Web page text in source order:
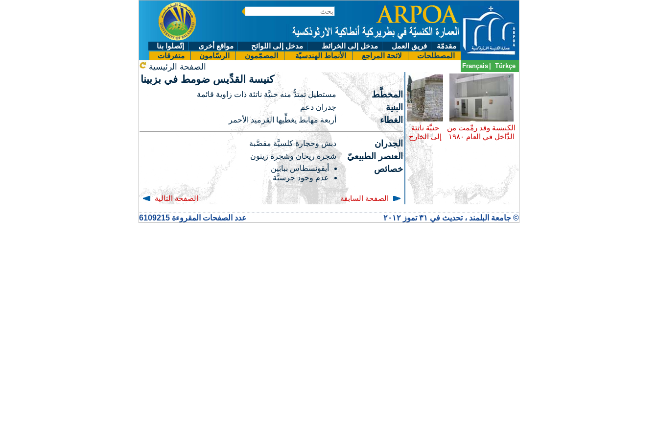
مقدمّة فريق العمل مدخل إلى الخرائط مدخل إلى اللوائح مواقع أخرى
إتّصلوا بنا
المصطلحات
لائحة المراجع الأنماط الهندسيّة المصمّمون الرسّامون متفرقات
Türkçe
Français الصفحة الرئيسية
الكنيسة وقد رمِّمت من
الدَّاخل في العام ١٩٨٠
حنيَّة ناتئة
إلى الخارج
كنيسة القدِّيس ضومط في بزبينا
المخطَّط مستطيل تمتدُّ منه حنيَّة ناتئة ذات زاوية قائمة
البنية جدران دعم
الغطاء أربعة مهابط يغطِّيها القرميد الأحمر
الجدران دبش وحجارة كلسيَّة مقصَّبة
العنصر الطبيعيّ شجرة ريحان وشجرة زيتون
خصائص
أيقونسطاس ببابَين
عدم وجود جرسيَّة
الصفحة السابقة الصفحة التالية
© جامعة البلمند ، تحديث في ٣١ تموز ٢٠١٢ عدد الصفحات المقروءة 6109215